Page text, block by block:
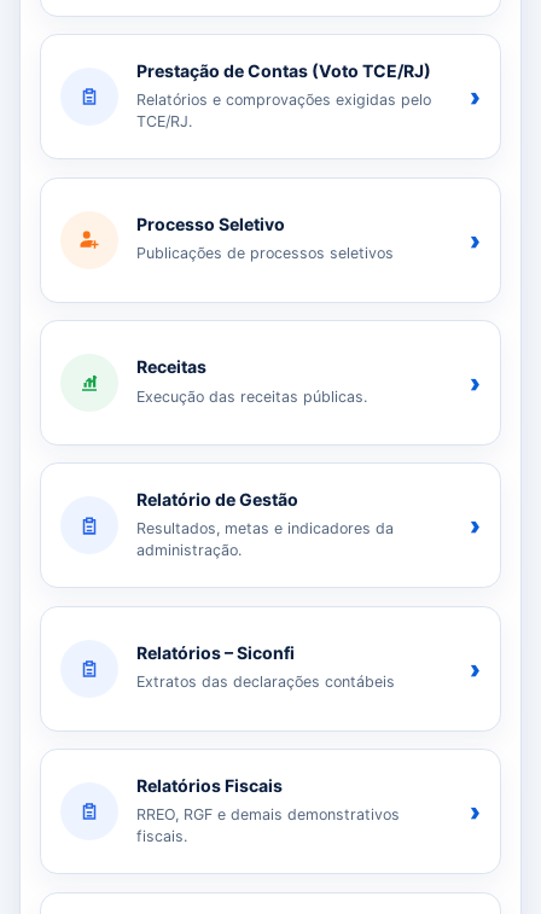
Prestação de Contas (Voto TCE/RJ)
Relatórios e comprovações exigidas pelo
TCE/RJ.
›
Processo Seletivo
Publicações de processos seletivos ›
Receitas
Execução das receitas públicas. ›
Relatório de Gestão
Resultados, metas e indicadores da
administração.
›
Relatórios – Siconfi
Extratos das declarações contábeis ›
Relatórios Fiscais
RREO, RGF e demais demonstrativos
fiscais.
›